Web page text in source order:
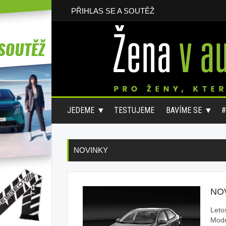
PŘIHLAS SE A SOUTĚŽ
JEDEME TESTUJEME BAVÍME SE
NOVINKY